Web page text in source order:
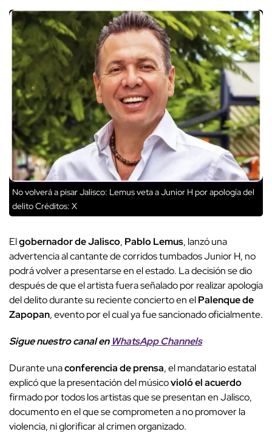
No volverá a pisar Jalisco: Lemus veta a Junior H por apología del
delitoCréditos: X
Elgobernador de Jalisco, Pablo Lemus, lanzó una
advertencia al cantante de corridos tumbados Junior H, no
podrá volver a presentarse en el estado. La decisión se dio
después de que el artista fuera señalado por realizar apología
del delito durante su reciente concierto en elPalenque de
Zapopan, evento por el cual ya fue sancionado oficialmente.
Sigue nuestro canal en WhatsApp Channels
Durante unaconferencia de prensa, el mandatario estatal
explicó que la presentación del músicovioló el acuerdo
firmado por todos los artistas que se presentan en Jalisco,
documento en el que se comprometen a no promover la
violencia, ni glorificar al crimen organizado.